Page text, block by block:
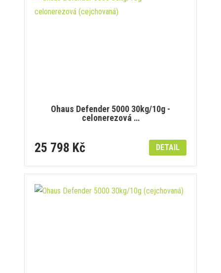
Ohaus Defender 5000 30kg/10g -
celonerezová …
25 798 Kč DETAIL